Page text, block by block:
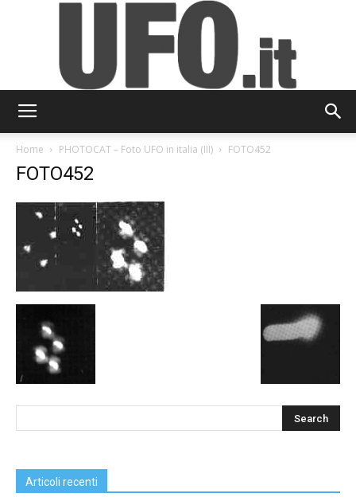
Home PHOTOCAT – Foto UFO in italia (III) FOTO452
FOTO452
Articoli recenti